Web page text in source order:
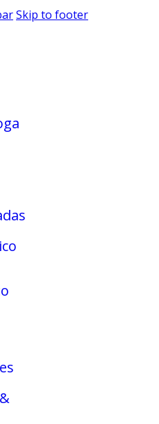
Skip to footer